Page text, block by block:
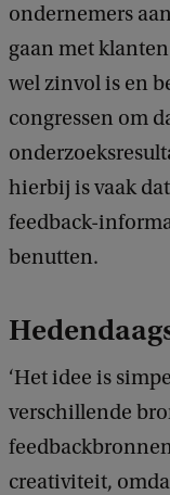
ondernemers
gaan met
wel zinvol is en
congressen om
hierbij is vaak
feedback-
benutten.
‘Het idee is
verschillende
creativiteit,